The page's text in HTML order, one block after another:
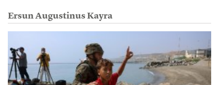
Ersun Augustinus Kayra